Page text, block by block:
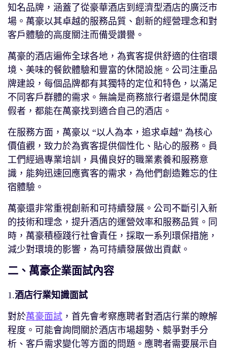
知名品牌，涵蓋了從豪華酒店到經濟型酒店的廣泛市
場。萬豪以其卓越的服務品質、創新的經營理念和對
客戶體驗的高度關注而備受讚譽。
萬豪的酒店遍佈全球各地，為賓客提供舒適的住宿環
境、美味的餐飲體驗和豐富的休閒設施。公司注重品
牌建設，每個品牌都有其獨特的定位和特色，以滿足
不同客戶群體的需求。無論是商務旅行者還是休閒度
假者，都能在萬豪找到適合自己的酒店。
在服務方面，萬豪以 “以人為本，追求卓越” 為核心
價值觀，致力於為賓客提供個性化、貼心的服務。員
工們經過專業培訓，具備良好的職業素養和服務意
識，能夠迅速回應賓客的需求，為他們創造難忘的住
宿體驗。
萬豪還非常重視創新和可持續發展。公司不斷引入新
的技術和理念，提升酒店的運營效率和服務品質。同
時，萬豪積極踐行社會責任，採取一系列環保措施，
減少對環境的影響，為可持續發展做出貢獻。
二、萬豪企業面試內容
1.酒店行業知識面試
對於萬豪面試 ，首先會考察應聘者對酒店行業的瞭解
程度。可能會詢問關於酒店市場趨勢、競爭對手分
析、客戶需求變化等方面的問題。應聘者需要展示自